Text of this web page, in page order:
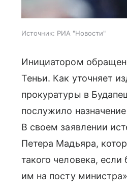
Источник: РИА "Новости"
Инициатором
Теньи. Как уточняет
прокуратуры в
послужило
В своем заявлении
Петера Мадьяра,
такого человека,
им на посту